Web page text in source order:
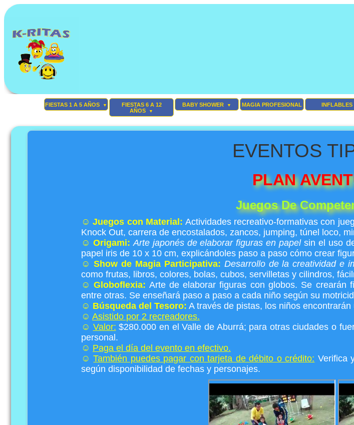
FIESTAS 1 A 5 AÑOS ▼
FIESTAS 6 A 12
AÑOS
▼
BABY SHOWER ▼ MAGIA PROFESIONAL INFLABLES
EVENTOS
PLAN
Juegos De
☺Juegos con Material: Actividades recreativo-formativas con
Knock Out, carrera de encostalados, zancos, jumping, túnel loco,
☺ Origami: Arte japonés de elaborar figuras en papelsin el uso
papel iris de 10 x 10 cm, explicándoles paso a paso cómo crear
☺ Show de Magia Participativa: Desarrollo de la creatividad e
como frutas, libros, colores, bolas, cubos, servilletas y cilindros,
☺Globoflexia: Arte de elaborar figuras con globos. Se crearán
entre otras. Se enseñará paso a paso a cada niño según su
☺ Búsqueda del Tesoro: A través de pistas, los niños
☺ Asistido por 2 recreadores.
☺ Valor: $280.000 en el Valle de Aburrá; para otras ciudades o
personal.
☺ Paga el día del evento en efectivo.
☺También puedes pagar con tarjeta de débito o crédito: Verifica
según disponibilidad de fechas y personajes.